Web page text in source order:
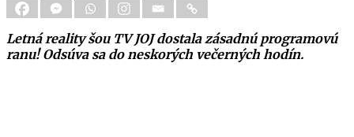
Letná reality šou TV JOJ dostala zásadnú programovú
ranu! Odsúva sa do neskorých večerných hodín.